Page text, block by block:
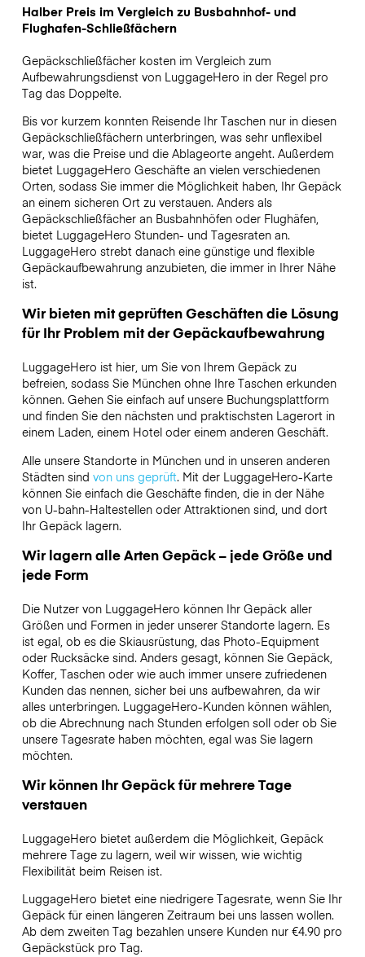
Halber Preis im Vergleich zu Busbahnhof- und
Flughafen-Schließfächern
Gepäckschließfächer kosten im Vergleich zum
Aufbewahrungsdienst von LuggageHero in der Regel pro
Tag das Doppelte.
Bis vor kurzem konnten Reisende Ihr Taschen nur in diesen
Gepäckschließfächern unterbringen, was sehr unflexibel
war, was die Preise und die Ablageorte angeht. Außerdem
bietet LuggageHero Geschäfte an vielen verschiedenen
Orten, sodass Sie immer die Möglichkeit haben, Ihr Gepäck
an einem sicheren Ort zu verstauen. Anders als
Gepäckschließfächer an Busbahnhöfen oder Flughäfen,
bietet LuggageHero Stunden- und Tagesraten an.
LuggageHero strebt danach eine günstige und flexible
Gepäckaufbewahrung anzubieten, die immer in Ihrer Nähe
ist.
Wir bieten mit geprüften Geschäften die Lösung
für Ihr Problem mit der Gepäckaufbewahrung
LuggageHero ist hier, um Sie von Ihrem Gepäck zu
befreien, sodass Sie München ohne Ihre Taschen erkunden
können. Gehen Sie einfach auf unsere Buchungsplattform
und finden Sie den nächsten und praktischsten Lagerort in
einem Laden, einem Hotel oder einem anderen Geschäft.
Alle unsere Standorte in München und in unseren anderen
Städten sind von uns geprüft. Mit der LuggageHero-Karte
können Sie einfach die Geschäfte finden, die in der Nähe
von U-bahn-Haltestellen oder Attraktionen sind, und dort
Ihr Gepäck lagern.
Wir lagern alle Arten Gepäck – jede Größe und
jede Form
Die Nutzer von LuggageHero können Ihr Gepäck aller
Größen und Formen in jeder unserer Standorte lagern. Es
ist egal, ob es die Skiausrüstung, das Photo-Equipment
oder Rucksäcke sind. Anders gesagt, können Sie Gepäck,
Koffer, Taschen oder wie auch immer unsere zufriedenen
Kunden das nennen, sicher bei uns aufbewahren, da wir
alles unterbringen. LuggageHero-Kunden können wählen,
ob die Abrechnung nach Stunden erfolgen soll oder ob Sie
unsere Tagesrate haben möchten, egal was Sie lagern
möchten.
Wir können Ihr Gepäck für mehrere Tage
verstauen
LuggageHero bietet außerdem die Möglichkeit, Gepäck
mehrere Tage zu lagern, weil wir wissen, wie wichtig
Flexibilität beim Reisen ist.
LuggageHero bietet eine niedrigere Tagesrate, wenn Sie Ihr
Gepäck für einen längeren Zeitraum bei uns lassen wollen.
Ab dem zweiten Tag bezahlen unsere Kunden nur €4.90 pro
Gepäckstück pro Tag.